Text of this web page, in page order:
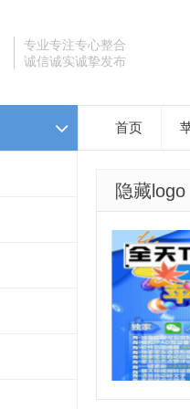
专业专注专心整合
诚信诚实诚挚发布
首页
隐藏logo